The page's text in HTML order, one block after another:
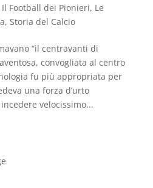
Il Football dei Pionieri, Le
, Storia del Calcio
“il centravanti di
convogliata al centro
fu più appropriata per
una forza d’urto
velocissimo...